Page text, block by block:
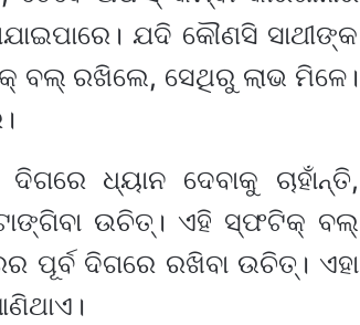
ଯଦି କୌଣସି ସାଥୀଙ୍କ
ବଲ୍ ରଖିଲେ, ସେଥିରୁ ଲାଭ ମିଳେ।
ଧ୍ୟାନ ଦେବାକୁ ଚାହାଁନ୍ତି,
ଉଚିତ୍। ଏହି ସ୍ଫଟିକ୍ ବଲ୍
ଦିଗରେ ରଖିବା ଉଚିତ୍। ଏହା